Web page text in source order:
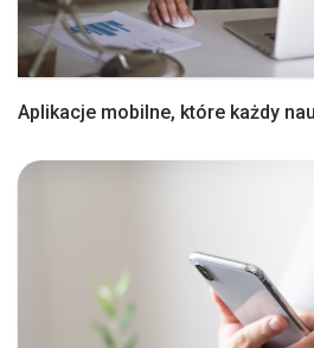
Aplikacje mobilne, które każdy